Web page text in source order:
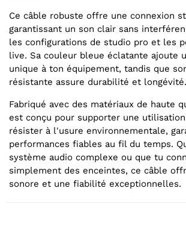
Ce câble robuste offre une connexion
garantissant un son clair sans
les configurations de studio pro et les
live. Sa couleur bleue éclatante ajoute
unique à ton équipement, tandis que
résistante assure durabilité et longévité.
Fabriqué avec des matériaux de haute
est conçu pour supporter une
résister à l'usure environnementale,
performances fiables au fil du temps.
système audio complexe ou que tu
simplement des enceintes, ce câble
sonore et une fiabilité exceptionnelles.